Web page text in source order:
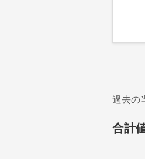
過去の
合計